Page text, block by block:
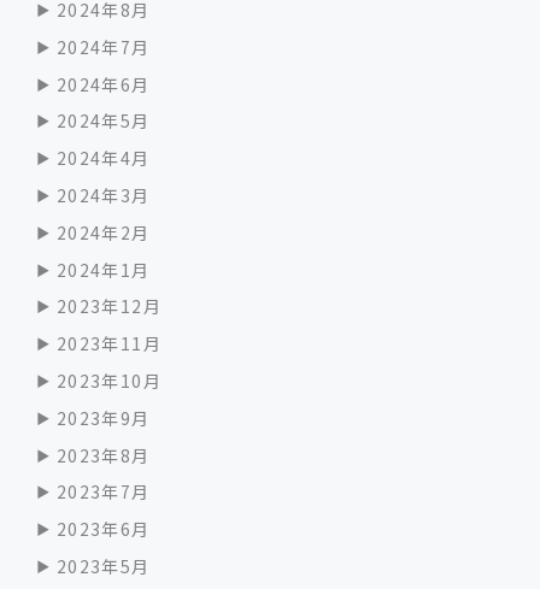
2024年8月
2024年7月
2024年6月
2024年5月
2024年4月
2024年3月
2024年2月
2024年1月
2023年12月
2023年11月
2023年10月
2023年9月
2023年8月
2023年7月
2023年6月
2023年5月